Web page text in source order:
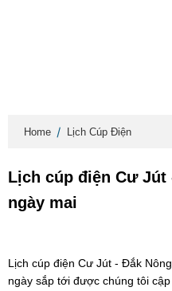
Home Lịch Cúp Điện
Lịch cúp điện Cư Jút
ngày mai
Lịch cúp điện Cư Jút - Đắk
ngày sắp tới được chúng tôi